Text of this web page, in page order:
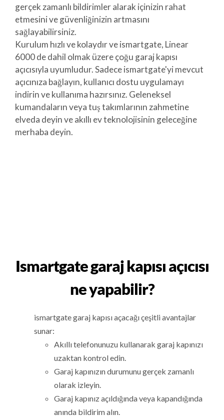
gerçek zamanlı bildirimler alarak içinizin rahat
etmesini ve güvenliğinizin artmasını
sağlayabilirsiniz.
Kurulum hızlı ve kolaydır ve ismartgate, Linear
6000 de dahil olmak üzere çoğu garaj kapısı
açıcısıyla uyumludur. Sadece ismartgate'yi mevcut
açıcınıza bağlayın, kullanıcı dostu uygulamayı
indirin ve kullanıma hazırsınız. Geleneksel
kumandaların veya tuş takımlarının zahmetine
elveda deyin ve akıllı ev teknolojisinin geleceğine
merhaba deyin.
Ismartgate garaj kapısı açıcısı
ne yapabilir?
ismartgate garaj kapısı açacağı çeşitli avantajlar
sunar:
Akıllı telefonunuzu kullanarak garaj kapınızı
uzaktan kontrol edin.
Garaj kapınızın durumunu gerçek zamanlı
olarak izleyin.
Garaj kapınız açıldığında veya kapandığında
anında bildirim alın.